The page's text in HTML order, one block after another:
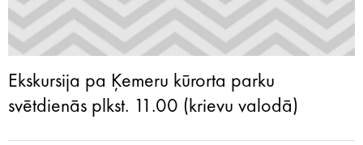
Ekskursija pa Ķemeru kūrorta parku
svētdienās plkst. 11.00 (krievu valodā)